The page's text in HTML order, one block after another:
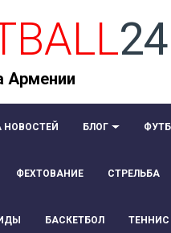
24
Армении
НОВОСТЕЙ БЛОГ
ФЕХТОВАНИЕ СТРЕЛЬБА
БАСКЕТБОЛ ТЕННИС